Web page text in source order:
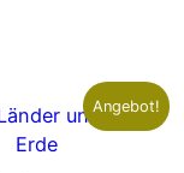
Angebot!